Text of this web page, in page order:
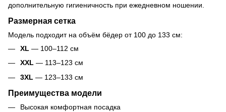
дополнительную гигиеничность при ежедневном ношении.
Размерная сетка
Модель подходит на объём бёдер от 100 до 133 см:
XL — 100–112 см
XXL — 113–123 см
3XL — 123–133 см
Преимущества модели
Высокая комфортная посадка